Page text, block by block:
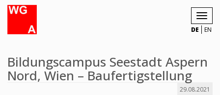
DE EN
Bildungscampus Seestadt Aspern
Nord, Wien – Baufertigstellung
29.08.2021